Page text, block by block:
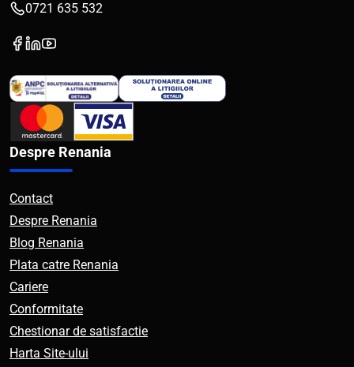
0721 635 532
Despre Renania
Contact
Despre Renania
Blog Renania
Plata catre Renania
Cariere
Conformitate
Chestionar de satisfactie
Harta Site-ului